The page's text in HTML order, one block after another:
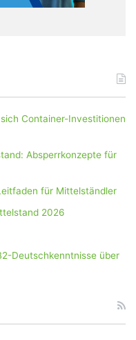
Container-Investitionen
Absperrkonzepte für
für Mittelständler
2026
Deutschkenntnisse über